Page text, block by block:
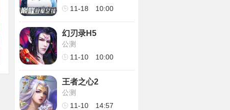
11-18 10:00
幻刃录H5
公测
11-10 10:00
王者之心2
公测
11-10 14:57